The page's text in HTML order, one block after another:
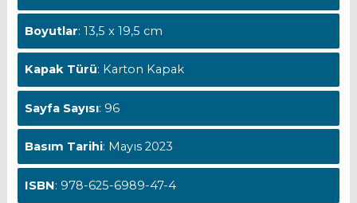
Boyutlar: 13,5 x 19,5 cm
Kapak Türü: Karton Kapak
Sayfa Sayısı: 96
Basım Tarihi: Mayıs 2023
ISBN: 978-625-6989-47-4